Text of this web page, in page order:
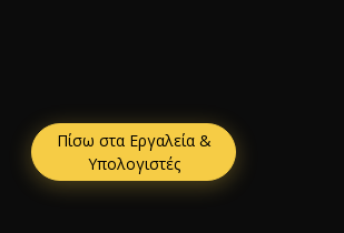
Πίσω στα Εργαλεία &
Υπολογιστές